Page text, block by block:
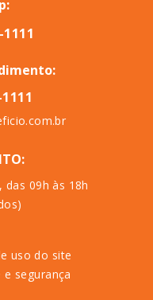
das 09h às 18h
uso do site
segurança